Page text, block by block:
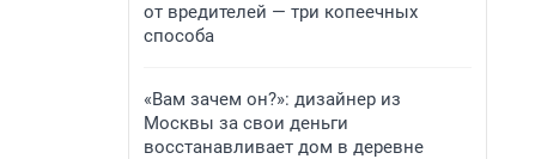
от вредителей — три копеечных
способа
«Вам зачем он?»: дизайнер из
Москвы за свои деньги
восстанавливает дом в деревне